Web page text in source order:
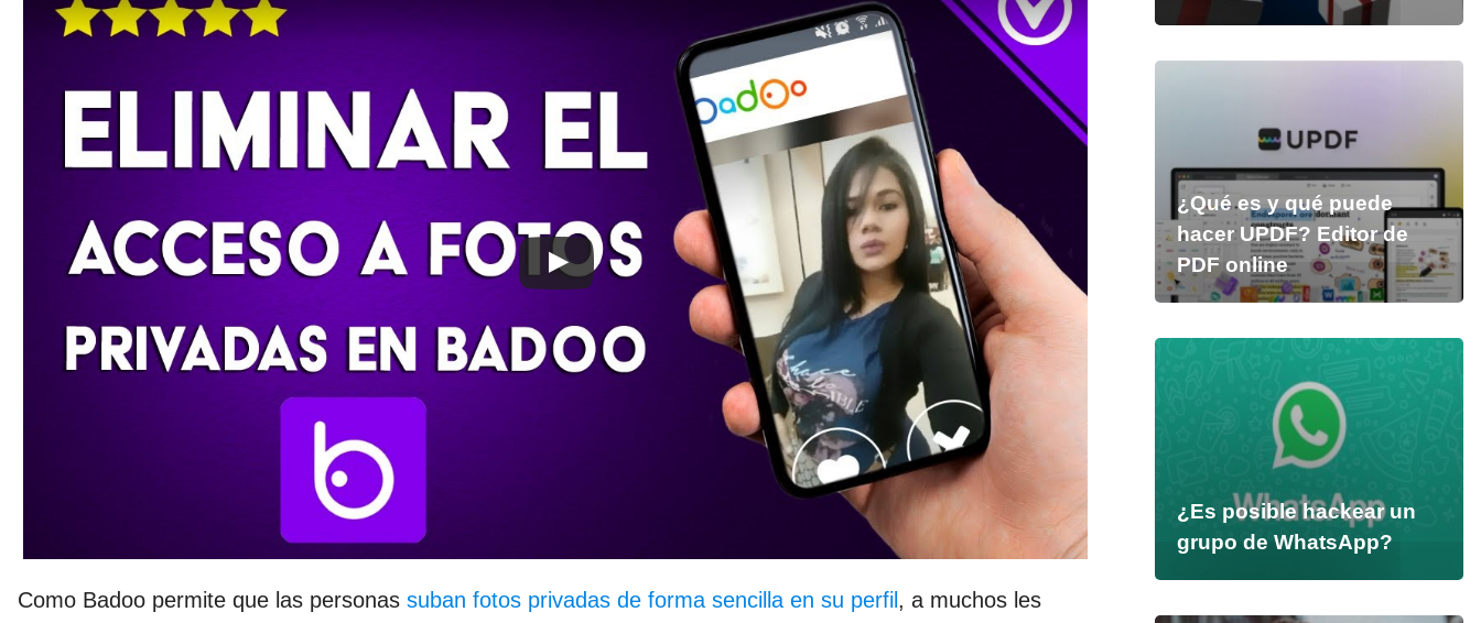
Como Badoo permite que las personas suban fotos privadas de forma sencilla en su perfil , a muchos les
¿Qué es y qué puede
hacer UPDF? Editor de
PDF online
¿Es posible hackear un
grupo de WhatsApp?